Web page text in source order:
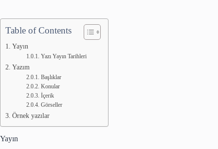
Table of Contents
Yayın
Yazı Yayın Tarihleri
Yazım
Başlıklar
Konular
İçerik
Görseller
Örnek yazılar
Yayın